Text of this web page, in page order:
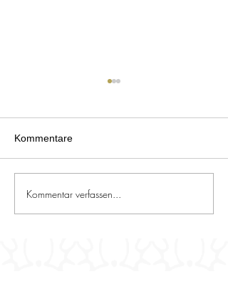
Sportbericht 19/2026 -
Kommentare
Kommentar verfassen...